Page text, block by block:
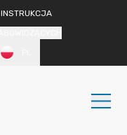
INSTRUKCJA